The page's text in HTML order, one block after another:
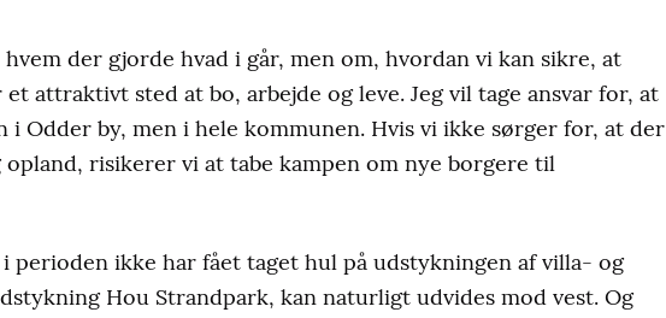
der gjorde hvad i går, men om, hvordan vi kan sikre, at
attraktivt sted at bo, arbejde og leve. Jeg vil tage ansvar for, at
Odder by, men i hele kommunen. Hvis vi ikke sørger for, at der
risikerer vi at tabe kampen om nye borgere til
perioden ikke har fået taget hul på udstykningen af villa- og
Hou Strandpark, kan naturligt udvides mod vest. Og